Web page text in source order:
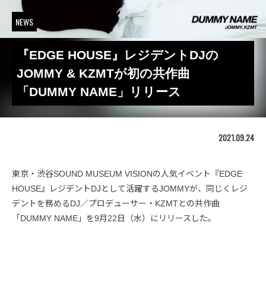
NEWS
『EDGE HOUSE』レジデントDJの
JOMMY & KZMTが初の共作曲
「DUMMY NAME」リリース
2021.09.24
東京・渋谷SOUND MUSEUM VISIONの人気イベント『EDGE
HOUSE』レジデントDJとして活躍するJOMMYが、同じくレジ
デントを務めるDJ／プロデューサー・KZMTとの共作曲
「DUMMY NAME」を9月22日（水）にリリースした。